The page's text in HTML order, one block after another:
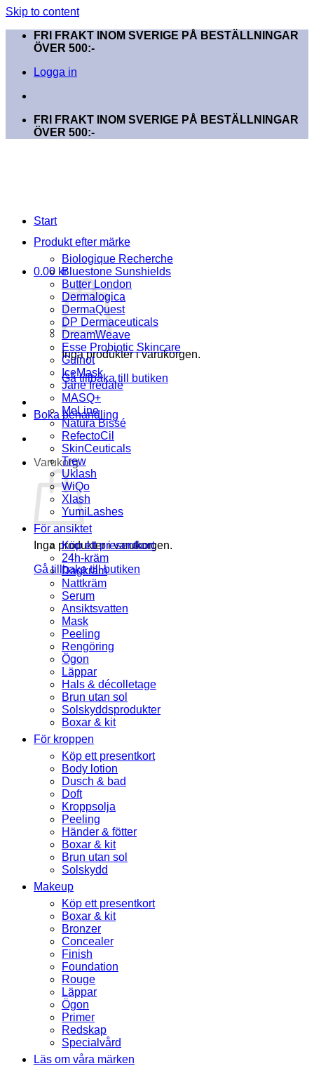
Skip to content
FRI FRAKT INOM SVERIGE PÅ BESTÄLLNINGAR
ÖVER 500:-
Logga in
FRI FRAKT INOM SVERIGE PÅ BESTÄLLNINGAR
ÖVER 500:-
0.00 kr
Inga produkter i varukorgen.
Gå tillbaka till butiken
Boka behandling
Varukorg
Inga produkter i varukorgen.
Gå tillbaka till butiken
Start
Produkt efter märke
Biologique Recherche
Bluestone Sunshields
Butter London
Dermalogica
DermaQuest
DP Dermaceuticals
DreamWeave
Esse Probiotic Skincare
Guinot
IceMask
Jane Iredale
MASQ+
MeLine
Natura Bissé
RefectoCil
SkinCeuticals
Trew
Uklash
WiQo
Xlash
YumiLashes
För ansiktet
Köp ett presentkort
24h-kräm
Dagkräm
Nattkräm
Serum
Ansiktsvatten
Mask
Peeling
Rengöring
Ögon
Läppar
Hals & décolletage
Brun utan sol
Solskyddsprodukter
Boxar & kit
För kroppen
Köp ett presentkort
Body lotion
Dusch & bad
Doft
Kroppsolja
Peeling
Händer & fötter
Boxar & kit
Brun utan sol
Solskydd
Makeup
Köp ett presentkort
Boxar & kit
Bronzer
Concealer
Finish
Foundation
Rouge
Läppar
Ögon
Primer
Redskap
Specialvård
Läs om våra märken